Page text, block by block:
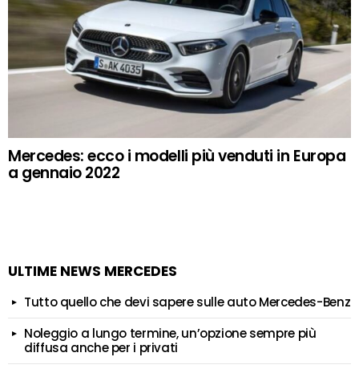
Mercedes: ecco i modelli più venduti in Europa
a gennaio 2022
ULTIME NEWS MERCEDES
Tutto quello che devi sapere sulle auto Mercedes-Benz
Noleggio a lungo termine, un’opzione sempre più
diffusa anche per i privati